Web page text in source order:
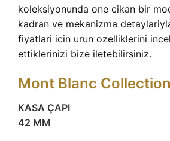
koleksiyonunda one cikan bir
kadran ve mekanizma
fiyatlari icin urun ozelliklerini
ettiklerinizi bize iletebilirsiniz.
Mont Blanc Collection
KASA ÇAPI
42 MM